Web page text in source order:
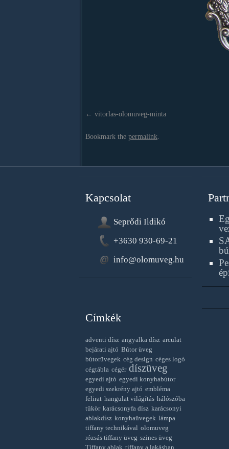
vitorlas-olomuveg-minta
Bookmark the permalink
Kapcsolat
Seprődi Ildikó
+3630 930-69-21
info@olomuveg.hu
Címkék
adventi dísz angyalka dísz arculat
bejárati ajtó Bútor üveg
bútorüvegek cég design céges logó
cégtábla cégér díszüveg
egyedi ajtó egyedi konyhabútor
egyedi szekrény ajtó embléma
felirat hangulat világítás hálószóba
tükör karácsonyfa dísz karácsonyi
ablakdísz konyhaüvegek lámpa
tiffany technikával olomuveg
rózsás tiffany üveg szines üveg
Tiffany ablak tiffany a lakásban